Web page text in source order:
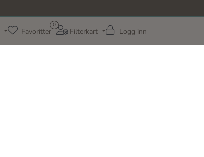
0
Favoritter Filterkart Logg inn